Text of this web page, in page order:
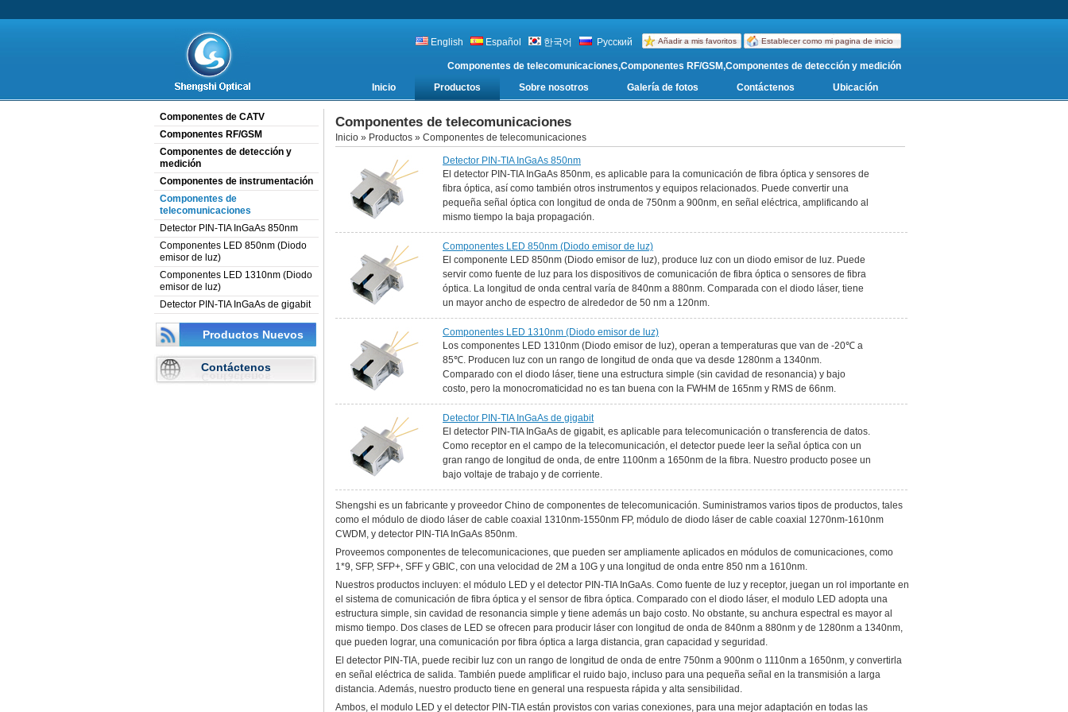
Establecer como mi pagina de inicio
Añadir a mis favoritos
English Español 한국어 Русский
Componentes de telecomunicaciones,Componentes RF/GSM,Componentes de detección y medición
Inicio
Productos Sobre nosotros Galería de fotos Contáctenos Ubicación
Componentes de CATV
Componentes RF/GSM
Componentes de detección y
medición
Componentes de instrumentación
Componentes de
telecomunicaciones
Detector PIN-TIA InGaAs 850nm
Componentes LED 850nm (Diodo
emisor de luz)
Componentes LED 1310nm (Diodo
emisor de luz)
Detector PIN-TIA InGaAs de gigabit
Productos Nuevos
Contáctenos
Componentes de telecomunicaciones
Inicio » Productos » Componentes de telecomunicaciones
Detector PIN-TIA InGaAs 850nm
El detector PIN-TIA InGaAs 850nm, es aplicable para la comunicación de fibra óptica y sensores de
fibra óptica, así como también otros instrumentos y equipos relacionados. Puede convertir una
pequeña señal óptica con longitud de onda de 750nm a 900nm, en señal eléctrica, amplificando al
mismo tiempo la baja propagación.
Componentes LED 850nm (Diodo emisor de luz)
El componente LED 850nm (Diodo emisor de luz), produce luz con un diodo emisor de luz. Puede
servir como fuente de luz para los dispositivos de comunicación de fibra óptica o sensores de fibra
óptica. La longitud de onda central varía de 840nm a 880nm. Comparada con el diodo láser, tiene
un mayor ancho de espectro de alrededor de 50 nm a 120nm.
Componentes LED 1310nm (Diodo emisor de luz)
Los componentes LED 1310nm (Diodo emisor de luz), operan a temperaturas que van de -20℃ a
85℃. Producen luz con un rango de longitud de onda que va desde 1280nm a 1340nm.
Comparado con el diodo láser, tiene una estructura simple (sin cavidad de resonancia) y bajo
costo, pero la monocromaticidad no es tan buena con la FWHM de 165nm y RMS de 66nm.
Detector PIN-TIA InGaAs de gigabit
El detector PIN-TIA InGaAs de gigabit, es aplicable para telecomunicación o transferencia de datos.
Como receptor en el campo de la telecomunicación, el detector puede leer la señal óptica con un
gran rango de longitud de onda, de entre 1100nm a 1650nm de la fibra. Nuestro producto posee un
bajo voltaje de trabajo y de corriente.
Shengshi es un fabricante y proveedor Chino de componentes de telecomunicación. Suministramos varios tipos de productos, tales
como el módulo de diodo láser de cable coaxial 1310nm-1550nm FP, módulo de diodo láser de cable coaxial 1270nm-1610nm
CWDM, y detector PIN-TIA InGaAs 850nm.
Proveemos componentes de telecomunicaciones, que pueden ser ampliamente aplicados en módulos de comunicaciones, como
1*9, SFP, SFP+, SFF y GBIC, con una velocidad de 2M a 10G y una longitud de onda entre 850 nm a 1610nm.
Nuestros productos incluyen: el módulo LED y el detector PIN-TIA InGaAs. Como fuente de luz y receptor, juegan un rol importante en
el sistema de comunicación de fibra óptica y el sensor de fibra óptica. Comparado con el diodo láser, el modulo LED adopta una
estructura simple, sin cavidad de resonancia simple y tiene además un bajo costo. No obstante, su anchura espectral es mayor al
mismo tiempo. Dos clases de LED se ofrecen para producir láser con longitud de onda de 840nm a 880nm y de 1280nm a 1340nm,
que pueden lograr, una comunicación por fibra óptica a larga distancia, gran capacidad y seguridad.
El detector PIN-TIA, puede recibir luz con un rango de longitud de onda de entre 750nm a 900nm o 1110nm a 1650nm, y convertirla
en señal eléctrica de salida. También puede amplificar el ruido bajo, incluso para una pequeña señal en la transmisión a larga
distancia. Además, nuestro producto tiene en general una respuesta rápida y alta sensibilidad.
Ambos, el modulo LED y el detector PIN-TIA están provistos con varias conexiones, para una mejor adaptación en todas las